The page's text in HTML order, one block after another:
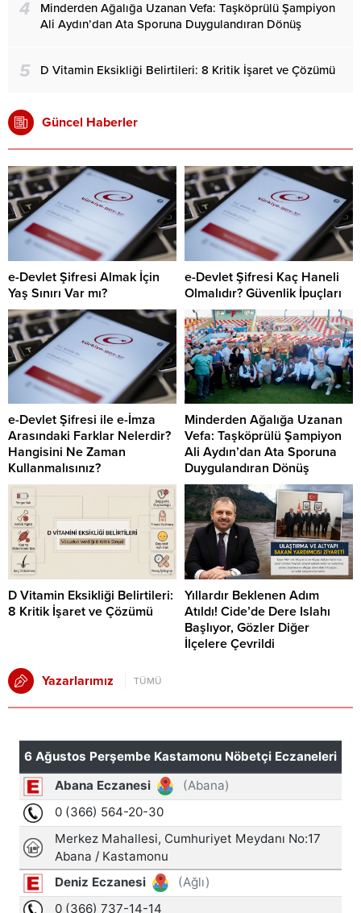
4
Minderden Ağalığa Uzanan Vefa: Taşköprülü Şampiyon
Ali Aydın’dan Ata Sporuna Duygulandıran Dönüş
5 D Vitamin Eksikliği Belirtileri: 8 Kritik İşaret ve Çözümü
Güncel Haberler
e-Devlet Şifresi Almak İçin
Yaş Sınırı Var mı?
e-Devlet Şifresi Kaç Haneli
Olmalıdır? Güvenlik İpuçları
e-Devlet Şifresi ile e-İmza
Arasındaki Farklar Nelerdir?
Hangisini Ne Zaman
Kullanmalısınız?
Minderden Ağalığa Uzanan
Vefa: Taşköprülü Şampiyon
Ali Aydın’dan Ata Sporuna
Duygulandıran Dönüş
D Vitamin Eksikliği Belirtileri:
8 Kritik İşaret ve Çözümü
Yıllardır Beklenen Adım
Atıldı! Cide’de Dere Islahı
Başlıyor, Gözler Diğer
İlçelere Çevrildi
Yazarlarımız TÜMÜ